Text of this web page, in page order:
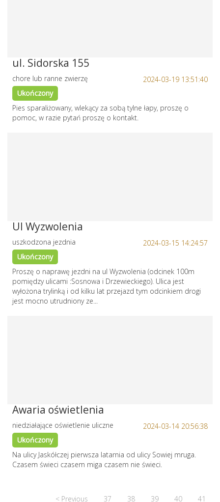
ul. Sidorska 155
2024-03-19 13:51:40
chore lub ranne zwierzę
Ukończony
Pies sparaliżowany, wlekący za sobą tylne łapy, proszę o
pomoc, w razie pytań proszę o kontakt.
Ul Wyzwolenia
2024-03-15 14:24:57
uszkodzona jezdnia
Ukończony
Proszę o naprawę jezdni na ul Wyzwolenia (odcinek 100m
pomiędzy ulicami :Sosnowa i Drzewieckiego). Ulica jest
wyłożona trylinką i od kilku lat przejazd tym odcinkiem drogi
jest mocno utrudniony ze...
Awaria oświetlenia
2024-03-14 20:56:38
niedziałające oświetlenie uliczne
Ukończony
Na ulicy Jaskółczej pierwsza latarnia od ulicy Sowiej mruga.
Czasem świeci czasem miga czasem nie świeci.
< Previous 37 38 39 40
41